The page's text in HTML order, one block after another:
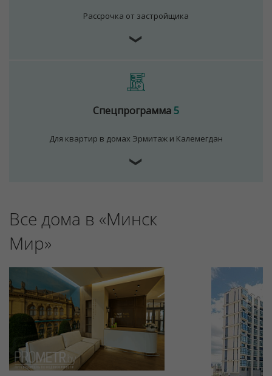
Рассрочка от застройщика
❯
Спецпрограмма5
Для квартир в домах Эрмитаж и Калемегдан
❯
Все дома в «Минск
Мир»
Принять